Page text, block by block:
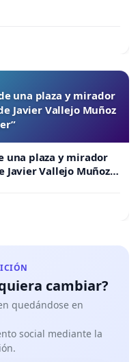
una plaza y mirador
Javier Vallejo Muñoz
una plaza y mirador
Javier Vallejo Muñoz
cambiar?
quedándose en
social mediante la